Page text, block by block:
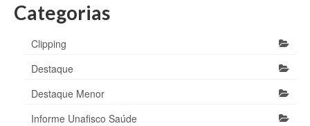
Categorias
Clipping
Destaque
Destaque Menor
Informe Unafisco Saúde